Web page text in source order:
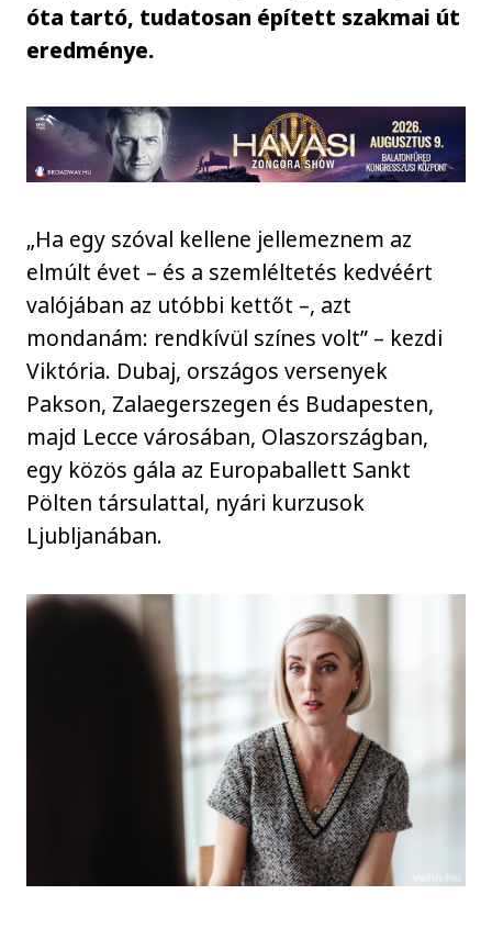
óta tartó, tudatosan épített szakmai út
eredménye.
„Ha egy szóval kellene jellemeznem az
elmúlt évet – és a szemléltetés kedvéért
valójában az utóbbi kettőt –, azt
mondanám: rendkívül színes volt” – kezdi
Viktória. Dubaj, országos versenyek
Pakson, Zalaegerszegen és Budapesten,
majd Lecce városában, Olaszországban,
egy közös gála az Europaballett Sankt
Pölten társulattal, nyári kurzusok
Ljubljanában.